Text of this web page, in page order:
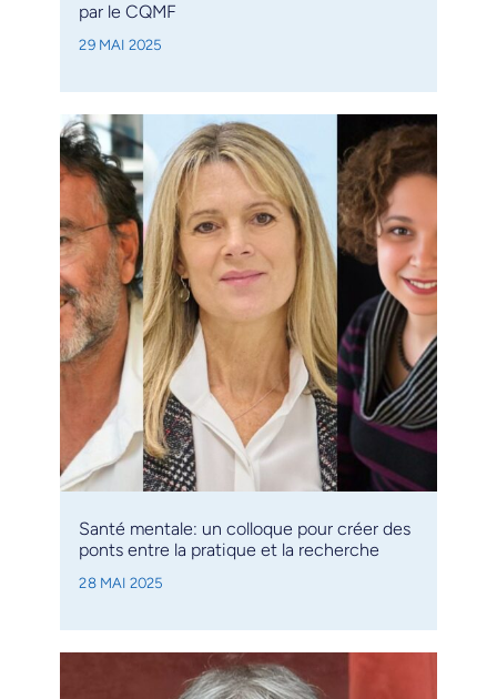
par le CQMF
29 MAI 2025
Santé mentale: un colloque pour créer des
ponts entre la pratique et la recherche
28 MAI 2025